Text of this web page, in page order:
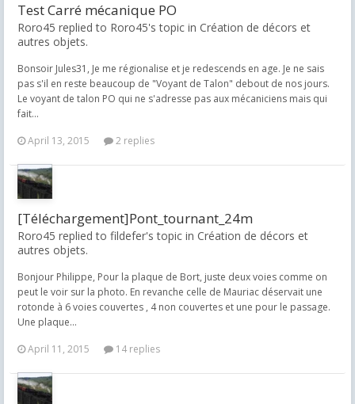
Test Carré mécanique PO
Roro45 replied to Roro45's topic in Création de décors et
autres objets.
Bonsoir Jules31, Je me régionalise et je redescends en age. Je ne sais
pas s'il en reste beaucoup de "Voyant de Talon" debout de nos jours.
Le voyant de talon PO qui ne s'adresse pas aux mécaniciens mais qui
fait...
April 13, 2015
2 replies
[Téléchargement]Pont_tournant_24m
Roro45 replied to fildefer's topic in Création de décors et
autres objets.
Bonjour Philippe, Pour la plaque de Bort, juste deux voies comme on
peut le voir sur la photo. En revanche celle de Mauriac déservait une
rotonde à 6 voies couvertes , 4 non couvertes et une pour le passage.
Une plaque...
April 11, 2015
14 replies